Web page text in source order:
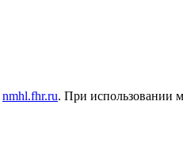
nmhl.fhr.ru. При использовании